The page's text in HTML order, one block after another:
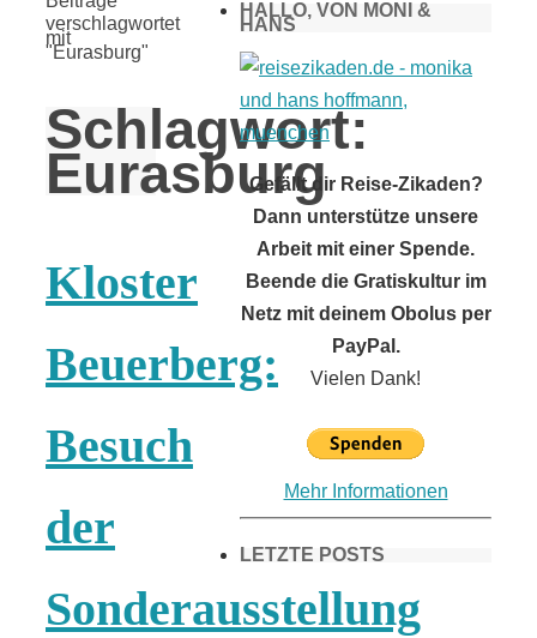
verschlagwortet
mit
"Eurasburg"
Schlagwort:
Eurasburg
Kloster
Beuerberg:
Besuch
der
Sonderausstellung
HALLO, VON MONI &
HANS
Gefällt dir Reise-Zikaden?
Dann unterstütze unsere
Arbeit mit einer Spende.
Beende die Gratiskultur im
Netz mit deinem Obolus per
PayPal.
Vielen Dank!
Mehr Informationen
LETZTE POSTS